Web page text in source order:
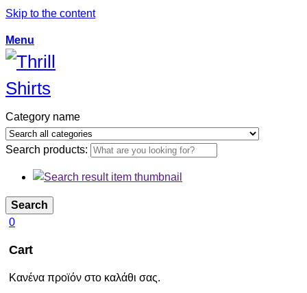
Skip to the content
Menu
Category name
Search products:
Search
0
Cart
Κανένα προϊόν στο καλάθι σας.